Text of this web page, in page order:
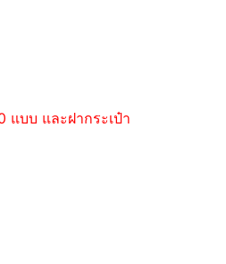
แบบ และฝากระเป๋า